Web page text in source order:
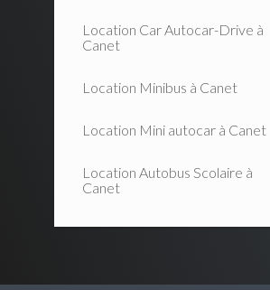
Location Car Autocar-Drive à
Canet
Location Minibus à Canet
Location Mini autocar à Canet
Location Autobus Scolaire à
Canet